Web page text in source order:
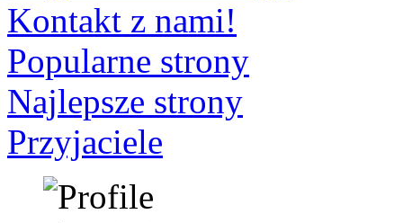
Kontakt z nami!
Popularne strony
Najlepsze strony
Przyjaciele